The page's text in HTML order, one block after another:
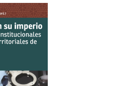
AIRE LIBRE
Y GESTIÓN